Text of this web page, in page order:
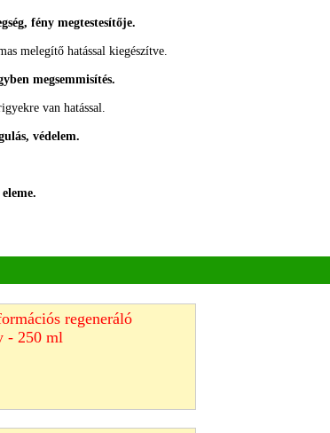
fény megtestesítője.
melegítő hatással kiegészítve.
megsemmisítés.
van hatással.
védelem.
regeneráló
- 250 ml